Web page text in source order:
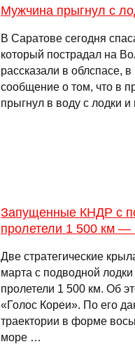
Мужчина прыгнул с
В Саратове сегодня
который пострадал на
рассказали в облспасе,
сообщение о том, что в
прыгнул в воду с лодки
Запущенные КНДР с
пролетели 1 500 км
Две стратегические
марта с подводной
пролетели 1 500 км. Об
«Голос Кореи». По его
траектории в форме
море …